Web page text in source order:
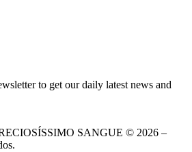
to get our daily latest news and
SANGUE © 2026 –